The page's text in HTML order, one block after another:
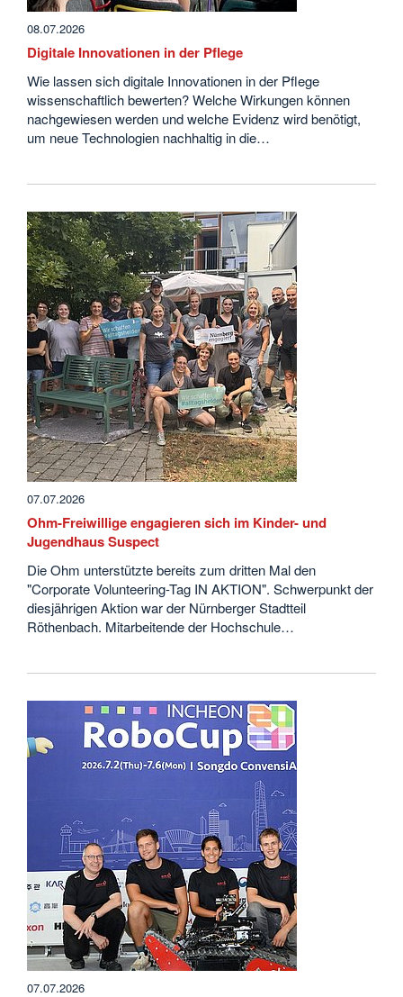
08.07.2026
Digitale Innovationen in der Pflege
Wie lassen sich digitale Innovationen in der Pflege
wissenschaftlich bewerten? Welche Wirkungen können
nachgewiesen werden und welche Evidenz wird benötigt,
um neue Technologien nachhaltig in die…
07.07.2026
Ohm-Freiwillige engagieren sich im Kinder- und
Jugendhaus Suspect
Die Ohm unterstützte bereits zum dritten Mal den
"Corporate Volunteering-Tag IN AKTION". Schwerpunkt der
diesjährigen Aktion war der Nürnberger Stadtteil
Röthenbach. Mitarbeitende der Hochschule…
07.07.2026